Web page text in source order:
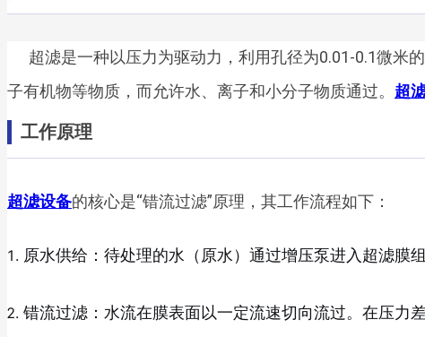
超滤是一种以压力为驱动力，利用孔径为0.01-0.1微米
子有机物等物质，而允许水、离子和小分子物质通过。 超
工作原理
超滤设备的核心是“错流过滤”原理，其工作流程如下：
原水供给：待处理的水（原水）通过增压泵进入超滤膜组
错流过滤：水流在膜表面以一定流速切向流过。在压力